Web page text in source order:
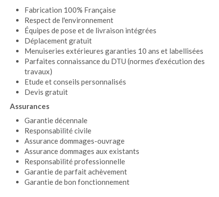
Fabrication 100% Française
Respect de l'environnement
Équipes de pose et de livraison intégrées
Déplacement gratuit
Menuiseries extérieures garanties 10 ans et labellisées
Parfaites connaissance du DTU (normes d’exécution des
travaux)
Etude et conseils personnalisés
Devis gratuit
Assurances
Garantie décennale
Responsabilité civile
Assurance dommages-ouvrage
Assurance dommages aux existants
Responsabilité professionnelle
Garantie de parfait achèvement
Garantie de bon fonctionnement